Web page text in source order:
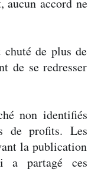
aucun accord ne
de plus de
de se redresser
non identifiés
de profits. Les
la publication
a partagé ces